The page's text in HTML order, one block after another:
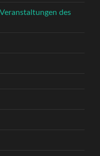
des